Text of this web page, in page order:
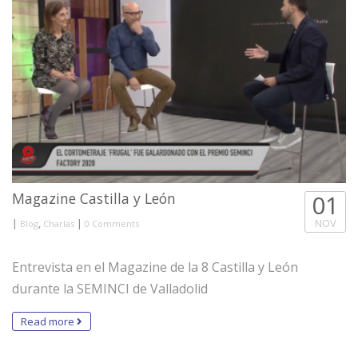
Magazine Castilla y León
| Blog, Charlas | 0 Comments
01
NOV
Entrevista en el Magazine de la 8 Castilla y León
durante la SEMINCI de Valladolid
Read more